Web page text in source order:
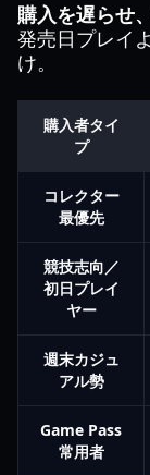
購入を遅らせ
発売日プレイ
け。
購入者タイ
プ
コレクター
最優先
競技志向／
初日プレイ
ヤー
週末カジュ
アル勢
Game Pass
常用者